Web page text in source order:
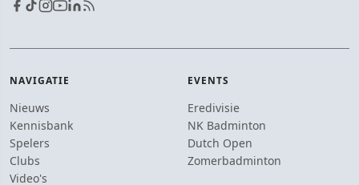
NAVIGATIE
Nieuws
Kennisbank
Spelers
Clubs
Video's
EVENTS
Eredivisie
NK Badminton
Dutch Open
Zomerbadminton